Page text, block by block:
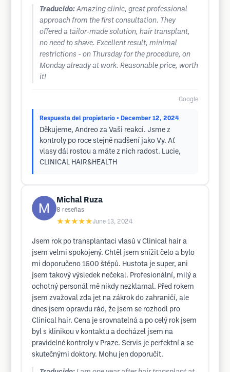
Traducido: Amazing clinic, great professional
approach from the first consultation. They
offered a tailor-made solution, hair transplant,
no need to shave. Excellent result, minimal
restrictions - on Thursday for the procedure, on
Monday already at work. Reasonable price, worth
it!
Google
Respuesta del propietario • December 12, 2024
Děkujeme, Andreo za Vaši reakci. Jsme z
kontroly po roce stejně nadšení jako Vy. Ať
vlasy dál rostou a máte z nich radost. Lucie,
CLINICAL HAIR&HEALTH
Michal Ruza
8 reseñas
★★★★★June 13, 2024
Jsem rok po transplantaci vlasů v Clinical hair a
jsem velmi spokojený. Chtěl jsem snížit čelo a bylo
mi doporučeno 1600 štěpů. Hustota je super, ani
jsem takový výsledek nečekal. Profesionální, milý a
ochotný personál mě nikdy nezklamal. Před rokem
jsem zvažoval zda jet na zákrok do zahraničí, ale
dnes jsem opravdu rád, že jsem se rozhodl pro
Clinical hair. Cena je srovnatelná a po celý rok jsem
byl s klinikou v kontaktu a docházel jsem na
pravidelné kontroly v Praze. Servis je perfektní a se
skutečnými doktory. Mohu jen doporučit.